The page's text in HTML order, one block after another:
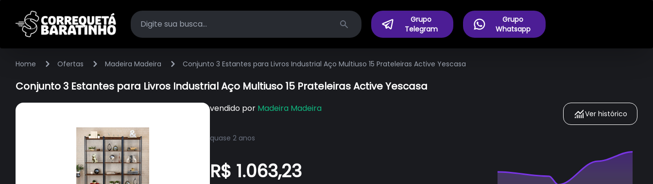
Search
Grupo
Telegram
Grupo
Whatsapp
Home Ofertas Madeira Madeira Conjunto 3 Estantes para Livros Industrial Aço Multiuso 15 Prateleiras Active Yescasa
Conjunto 3 Estantes para Livros Industrial Aço Multiuso 15 Prateleiras Active Yescasa
vendido por Madeira Madeira
quase 2 anos
R$ 1.063,23
Ver histórico